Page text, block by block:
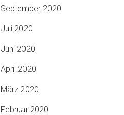
September 2020
Juli 2020
Juni 2020
April 2020
März 2020
Februar 2020